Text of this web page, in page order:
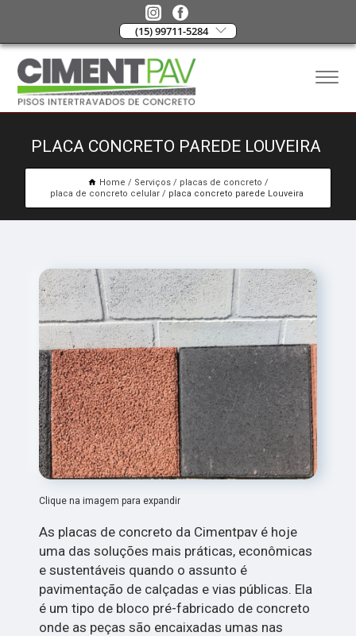
(15) 99711-5284
PLACA CONCRETO PAREDE LOUVEIRA
Home Serviços
placas de concreto
placa de concreto celular
placa concreto parede Louveira
Clique na imagem para expandir
As placas de concreto da Cimentpav é hoje
uma das soluções mais práticas, econômicas
e sustentáveis quando o assunto é
pavimentação de calçadas e vias públicas. Ela
é um tipo de bloco pré-fabricado de concreto
onde as peças são encaixadas umas nas